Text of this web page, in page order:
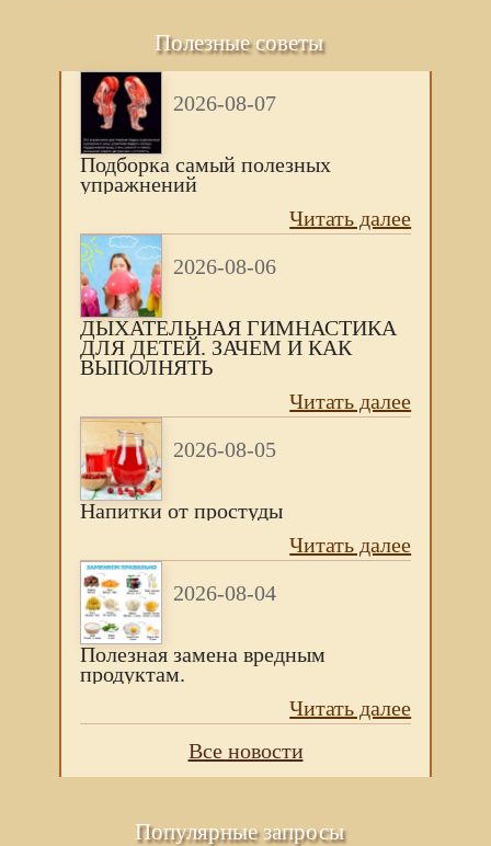
Полезные советы
2026-08-07
Подборка самый полезных
упражнений
Читать далее
2026-08-06
ДЫХАТЕЛЬНАЯ ГИМНАСТИКА
ДЛЯ ДЕТЕЙ. ЗАЧЕМ И КАК
ВЫПОЛНЯТЬ
Читать далее
2026-08-05
Напитки от простуды
Читать далее
2026-08-04
Полезная замена вредным
продуктам.
Читать далее
Все новости
Популярные запросы